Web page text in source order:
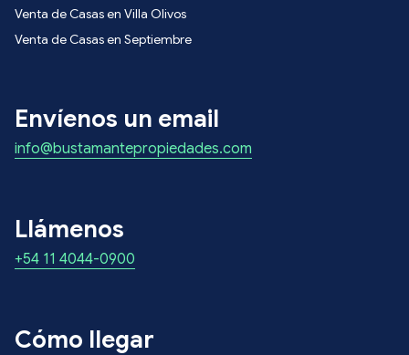
Venta de Casas en Villa Olivos
Venta de Casas en Septiembre
Envíenos un email
info@bustamantepropiedades.com
Llámenos
+54 11 4044-0900
Cómo llegar